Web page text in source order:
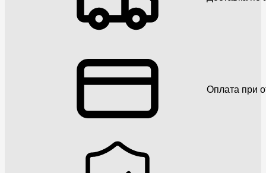
Оплата при